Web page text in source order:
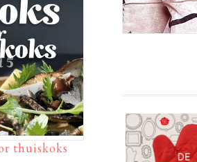
thuiskoks